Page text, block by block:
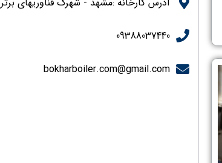
09388037440
bokharboiler.com@gmail.com